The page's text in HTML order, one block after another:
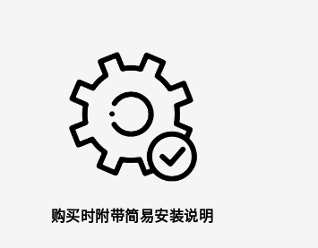
购买时附带简易安装说明